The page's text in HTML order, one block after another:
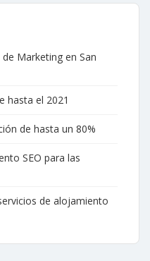
Marketing en San
hasta el 2021
de hasta un 80%
SEO para las
de alojamiento